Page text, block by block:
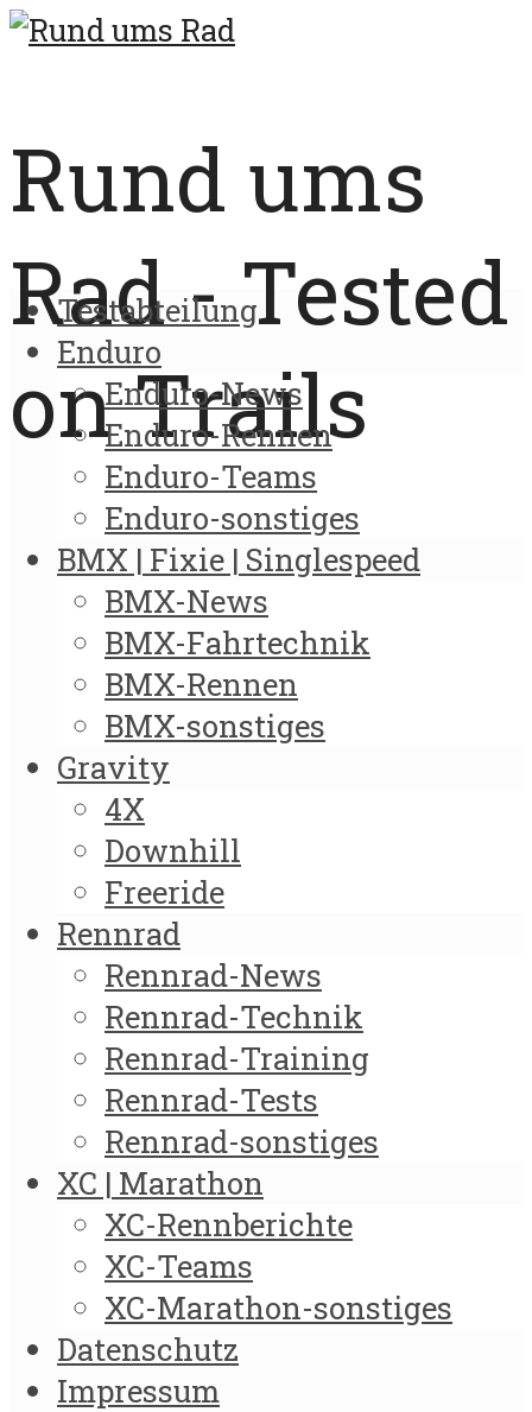
Rund ums
Rad - Tested
on Trails
Testabteilung
Enduro
Enduro-News
Enduro-Rennen
Enduro-Teams
Enduro-sonstiges
BMX | Fixie | Singlespeed
BMX-News
BMX-Fahrtechnik
BMX-Rennen
BMX-sonstiges
Gravity
4X
Downhill
Freeride
Rennrad
Rennrad-News
Rennrad-Technik
Rennrad-Training
Rennrad-Tests
Rennrad-sonstiges
XC | Marathon
XC-Rennberichte
XC-Teams
XC-Marathon-sonstiges
Datenschutz
Impressum